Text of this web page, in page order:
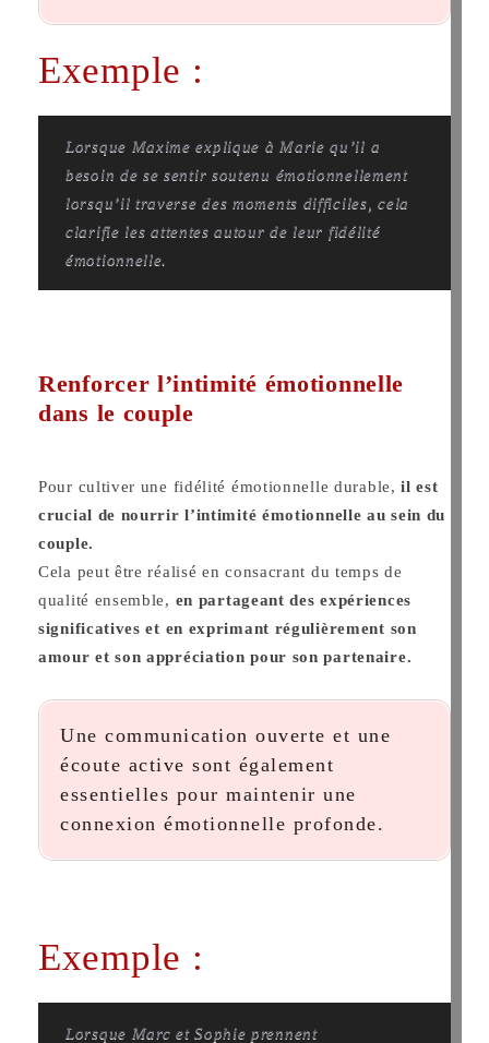
Exemple :
Lorsque Maxime explique à Marie qu’il a
besoin de se sentir soutenu émotionnellement
lorsqu’il traverse des moments difficiles, cela
clarifie les attentes autour de leur fidélité
émotionnelle.
Renforcer l’intimité émotionnelle
dans le couple
Pour cultiver une fidélité émotionnelle durable,il est
crucial de nourrir l’intimité émotionnelle au sein du
couple.
Cela peut être réalisé en consacrant du temps de
qualité ensemble, en partageant des expériences
significatives et en exprimant régulièrement son
amour et son appréciation pour son partenaire.
Une communication ouverte et une
écoute active sont également
essentielles pour maintenir une
connexion émotionnelle profonde.
Exemple :
Lorsque Marc et Sophie prennent